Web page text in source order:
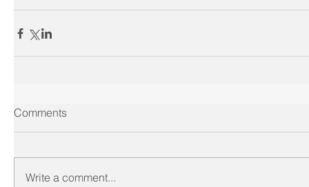
Comments
Write a comment...